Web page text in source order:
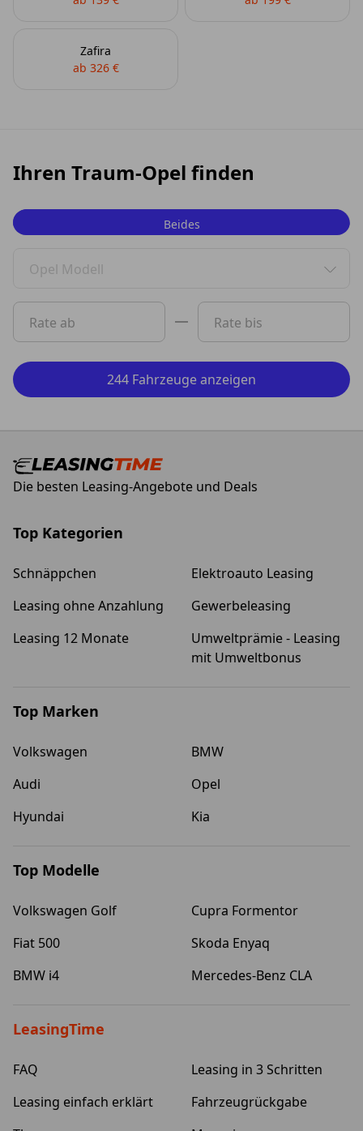
Zafira
ab 326 €
Ihren Traum-Opel finden
Beides
Opel Modell
0 Vorschläge gefunden. Benutzen Sie die Pfeil-nach-
Rate ab
Rate bis
244 Fahrzeuge anzeigen
Die besten Leasing-Angebote und Deals
Top Kategorien
Schnäppchen
Elektroauto Leasing
Leasing ohne Anzahlung
Gewerbeleasing
Leasing 12 Monate
Umweltprämie - Leasing
mit Umweltbonus
Top Marken
Volkswagen
BMW
Audi
Opel
Hyundai
Kia
Top Modelle
Volkswagen Golf
Cupra Formentor
Fiat 500
Skoda Enyaq
BMW i4
Mercedes-Benz CLA
LeasingTime
FAQ
Leasing in 3 Schritten
Leasing einfach erklärt
Fahrzeugrückgabe